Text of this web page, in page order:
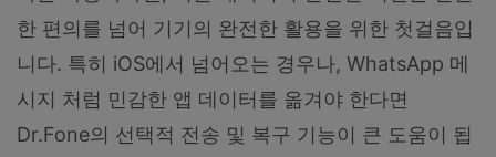
한 편의를 넘어 기기의 완전한 활용을 위한 첫걸음입
니다. 특히 iOS에서 넘어오는 경우나, WhatsApp 메
시지 처럼 민감한 앱 데이터를 옮겨야 한다면
Dr.Fone의 선택적 전송 및 복구 기능이 큰 도움이 됩